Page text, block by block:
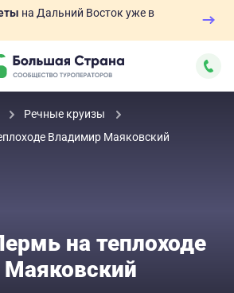
на Дальний Восток уже в
Речные круизы
Владимир Маяковский
на теплоходе